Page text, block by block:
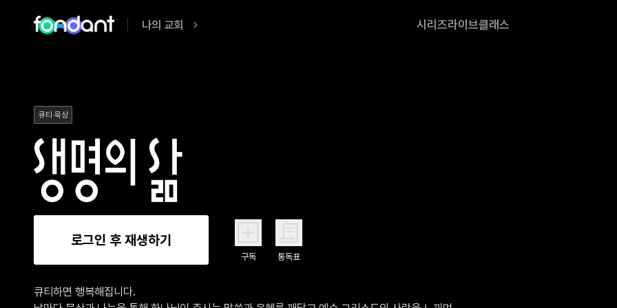
나의 교회 시리즈라이브클래스
큐티·묵상
로그인 후 재생하기
구독 통독표
큐티하면 행복해집니다.